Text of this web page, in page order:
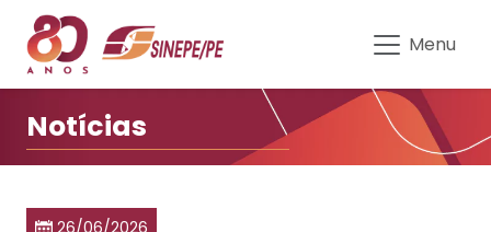
Galeria de fotos: nova sede do
Menu
Notícias
26/06/2026